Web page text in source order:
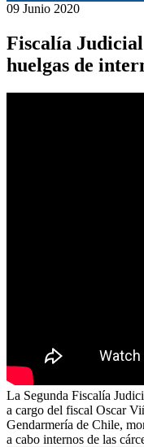
09 Junio 2020
Fiscalía
huelgas de
La Segunda Fiscalía
a cargo del fiscal Oscar
Gendarmería de Chile,
a cabo internos de las